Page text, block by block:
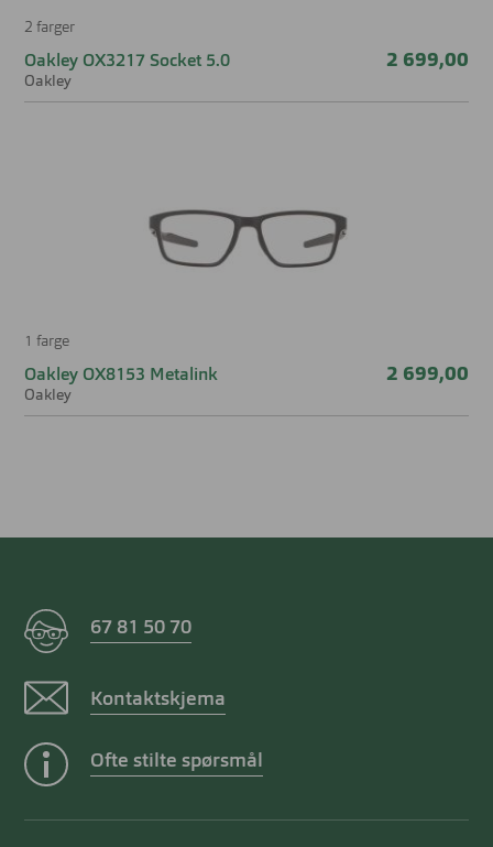
2 farger
Oakley OX3217 Socket 5.0
Oakley
2 699,00
1 farge
Oakley OX8153 Metalink
Oakley
2 699,00
67 81 50 70
Kontaktskjema
Ofte stilte spørsmål